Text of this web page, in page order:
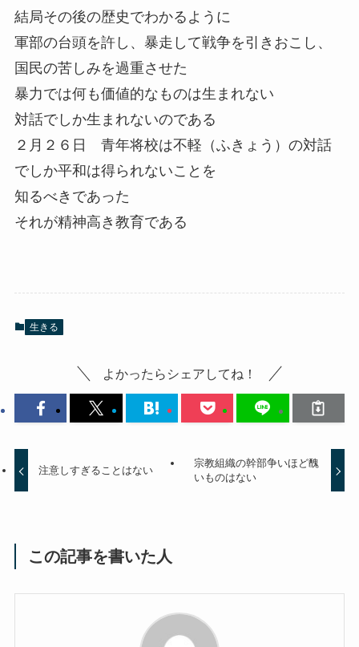
結局その後の歴史でわかるように
軍部の台頭を許し、暴走して戦争を引きおこし、
国民の苦しみを過重させた
暴力では何も価値的なものは生まれない
対話でしか生まれないのである
２月２６日 青年将校は不軽（ふきょう）の対話
でしか平和は得られないことを
知るべきであった
それが精神高き教育である
生きる
よかったらシェアしてね！
注意しすぎることはない
宗教組織の幹部争いほど醜
いものはない
この記事を書いた人